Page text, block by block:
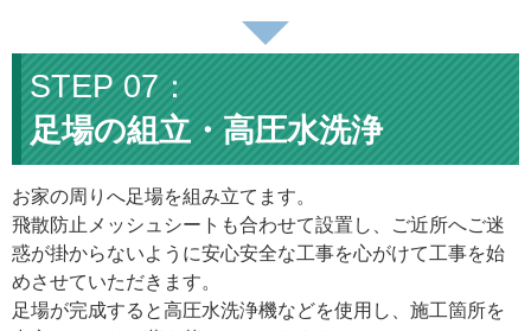
足場の組立・高圧水洗浄
お家の周りへ足場を組み立てます。
飛散防止メッシュシートも合わせて設置し、ご近所へご迷
惑が掛からないように安心安全な工事を心がけて工事を始
めさせていただきます。
足場が完成すると高圧水洗浄機などを使用し、施工箇所を